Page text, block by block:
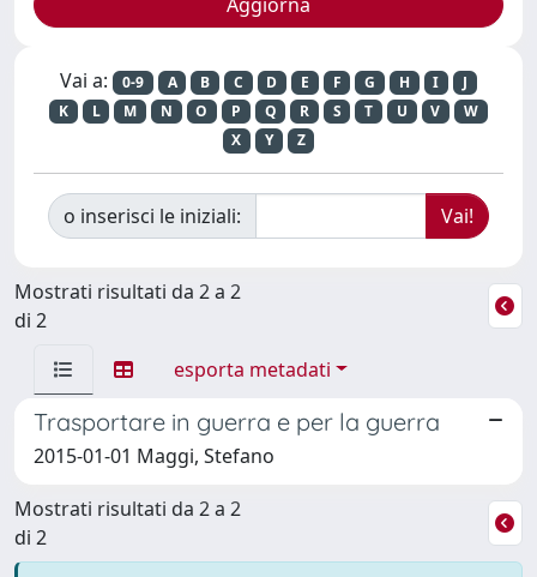
Vai a: 0-9 A B C D E F G H I
J
K
L M N O P Q R S T U V
W
X
Y Z
o inserisci le iniziali:
Mostrati risultati da 2 a 2
di 2
esporta metadati
Trasportare in guerra e per la guerra
2015-01-01 Maggi, Stefano
Mostrati risultati da 2 a 2
di 2